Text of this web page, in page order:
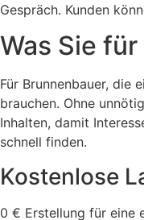
Gespräch. Kunden
Was Sie
Für Brunnenbauer, die
brauchen. Ohne
Inhalten, damit
schnell finden.
Kostenlose
0 € Erstellung für eine